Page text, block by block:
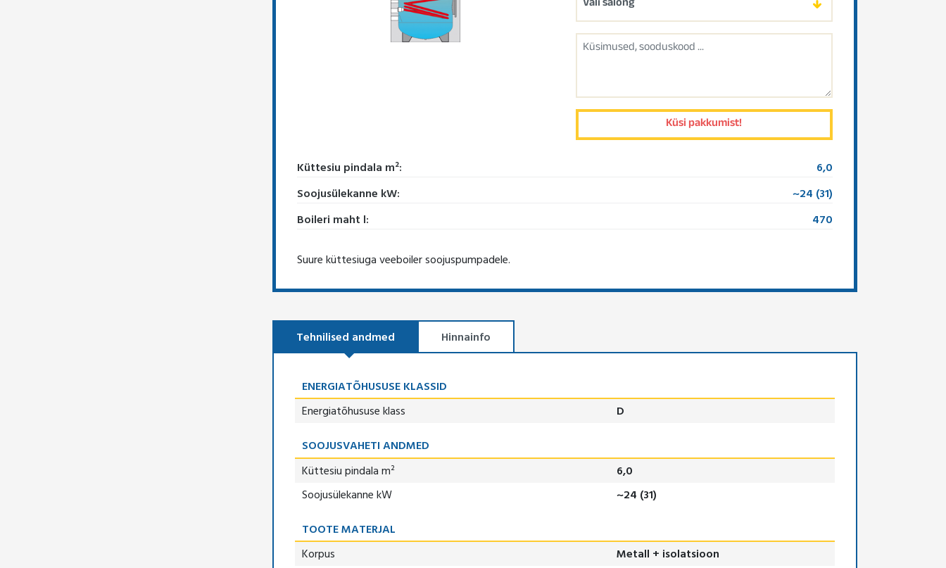
Küttesiu pindala m²:
6,0
Soojusülekanne kW:
~24 (31)
Boileri maht l:
470
Suure küttesiuga veeboiler soojuspumpadele.
Tehnilised andmed Hinnainfo
ENERGIATÕHUSUSE KLASSID
Energiatõhususe klass
D
SOOJUSVAHETI ANDMED
Küttesiu pindala m²
6,0
Soojusülekanne kW
~24 (31)
TOOTE MATERJAL
Korpus
Metall + isolatsioon